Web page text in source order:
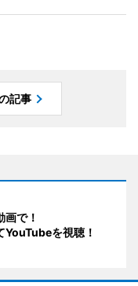
記事
で！
YouTubeを視聴！